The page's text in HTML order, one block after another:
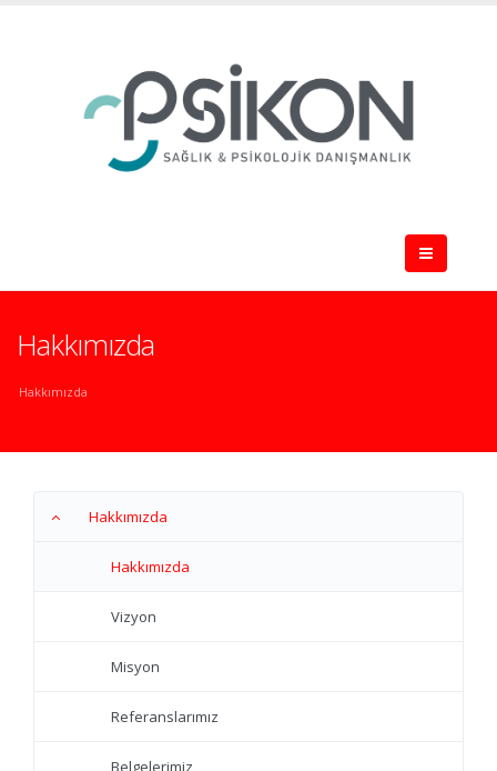
Hakkımızda
Hakkımızda
Hakkımızda
Hakkımızda
Vizyon
Misyon
Referanslarımız
Belgelerimiz